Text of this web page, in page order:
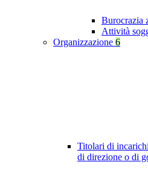
Burocrazia
Attività
Organizzazione 6
Titolari di
di direzione o di